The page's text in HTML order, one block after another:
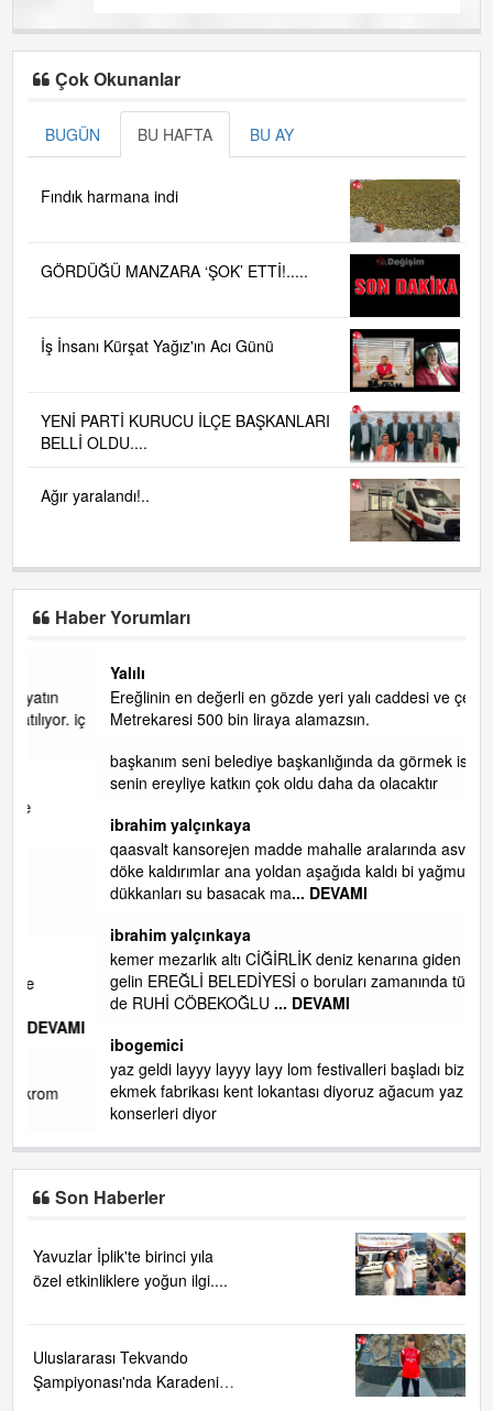
Çok Okunanlar
BUGÜN BU HAFTA BU AY
Fındık harmana indi
GÖRDÜĞÜ MANZARA ‘ŞOK’ ETTİ!.....
İş İnsanı Kürşat Yağız'ın Acı Günü
YENİ PARTİ KURUCU İLÇE BAŞKANLARI
BELLİ OLDU....
Ağır yaralandı!..
Haber Yorumları
Ereğlinin en değerli en gözde yeri yalı caddesi ve çevresidir.
Metrekaresi 500 bin liraya alamazsın.
başkanım seni belediye başkanlığında da görmek isteriz
senin ereyliye katkın çok oldu daha da olacaktır
ibrahim yalçınkaya
qaasvalt kansorejen madde mahalle aralarında asvalt döke
döke kaldırımlar ana yoldan aşağıda kaldı bi yağmurda
dükkanları su basacak ma... DEVAMI
ibrahim yalçınkaya
kemer mezarlık altı CİĞİRLİK deniz kenarına giden yola
gelin EREĞLİ BELEDİYESİ o boruları zamanında tüm ereğli
de RUHİ CÖBEKOĞLU... DEVAMI
ibogemici
yaz geldi layyy layyy layy lom festivalleri başladı biz halk
ekmek fabrikası kent lokantası diyoruz ağacum yaz
konserleri diyor
Son Haberler
Yavuzlar İplik'te birinci yıla
özel etkinliklere yoğun ilgi....
Uluslararası Tekvando
Şampiyonası'nda Karadeniz